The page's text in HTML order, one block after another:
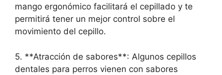
mango ergonómico facilitará el cepillado y te
permitirá tener un mejor control sobre el
movimiento del cepillo.
5. **Atracción de sabores**: Algunos cepillos
dentales para perros vienen con sabores